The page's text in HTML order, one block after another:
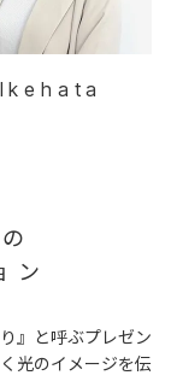
ン
』と呼ぶプレゼン
光のイメージを伝